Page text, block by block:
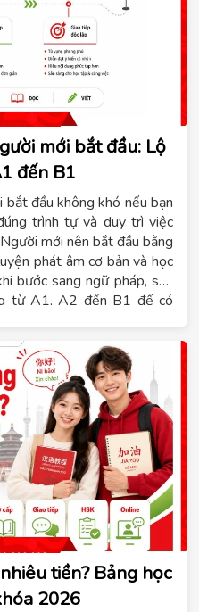
mới bắt đầu: Lộ
đến B1
đầu không khó nếu bạn
trình tự và duy trì việc
mới nên bắt đầu bằng
phát âm cơ bản và học
bước sang ngữ pháp, sau
từ A1, A2 đến B1 để có
khó không, học B1 mất
thức học phù hợp. Đồng
sẽ chia sẻ những kinh
tiếng Đức hiệu quả ngay từ
tiền? Bảng học
2026